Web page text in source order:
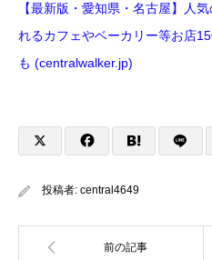
【最新版・愛知県・名古屋】人
れるカフェやベーカリー等お店
も (centralwalker.jp)
投稿者: central4649